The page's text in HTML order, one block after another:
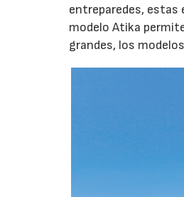
entreparedes, estas
modelo Atika
grandes, los